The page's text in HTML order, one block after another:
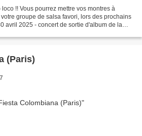
!! Vous pourrez mettre vos montres à
groupe de salsa favori, lors des prochains
avril 2025 - concert de sortie d'album de la
(Paris)